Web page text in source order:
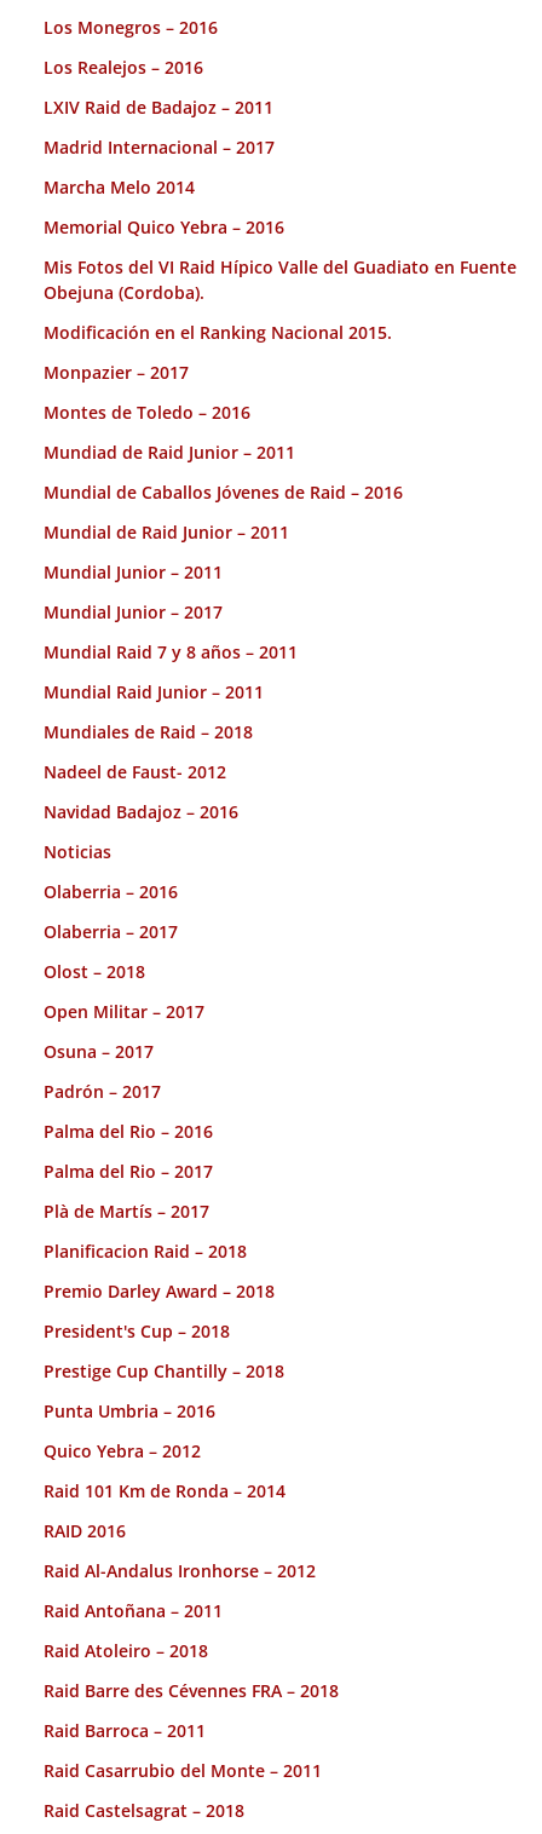
Los Monegros – 2016
Los Realejos – 2016
LXIV Raid de Badajoz – 2011
Madrid Internacional – 2017
Marcha Melo 2014
Memorial Quico Yebra – 2016
Mis Fotos del VI Raid Hípico Valle del Guadiato en Fuente
Obejuna (Cordoba).
Modificación en el Ranking Nacional 2015.
Monpazier – 2017
Montes de Toledo – 2016
Mundiad de Raid Junior – 2011
Mundial de Caballos Jóvenes de Raid – 2016
Mundial de Raid Junior – 2011
Mundial Junior – 2011
Mundial Junior – 2017
Mundial Raid 7 y 8 años – 2011
Mundial Raid Junior – 2011
Mundiales de Raid – 2018
Nadeel de Faust- 2012
Navidad Badajoz – 2016
Noticias
Olaberria – 2016
Olaberria – 2017
Olost – 2018
Open Militar – 2017
Osuna – 2017
Padrón – 2017
Palma del Rio – 2016
Palma del Rio – 2017
Plà de Martís – 2017
Planificacion Raid – 2018
Premio Darley Award – 2018
President's Cup – 2018
Prestige Cup Chantilly – 2018
Punta Umbria – 2016
Quico Yebra – 2012
Raid 101 Km de Ronda – 2014
RAID 2016
Raid Al-Andalus Ironhorse – 2012
Raid Antoñana – 2011
Raid Atoleiro – 2018
Raid Barre des Cévennes FRA – 2018
Raid Barroca – 2011
Raid Casarrubio del Monte – 2011
Raid Castelsagrat – 2018